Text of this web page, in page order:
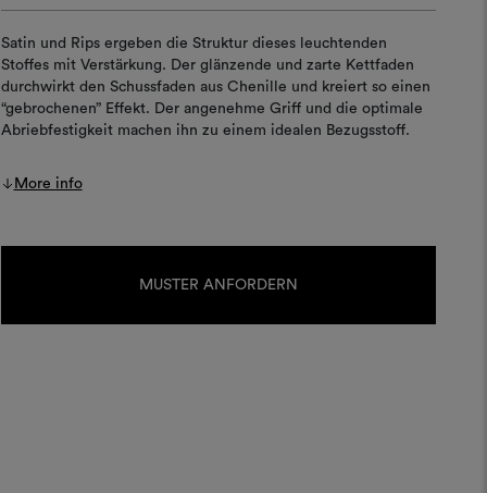
Satin und Rips ergeben die Struktur dieses leuchtenden
Stoffes mit Verstärkung. Der glänzende und zarte Kettfaden
durchwirkt den Schussfaden aus Chenille und kreiert so einen
“gebrochenen” Effekt. Der angenehme Griff und die optimale
Abriebfestigkeit machen ihn zu einem idealen Bezugsstoff.
More info
MUSTER ANFORDERN